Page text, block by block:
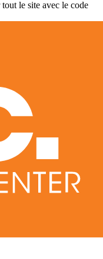
le site avec le code